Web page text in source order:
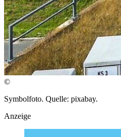
©
Symbolfoto. Quelle: pixabay.
Anzeige